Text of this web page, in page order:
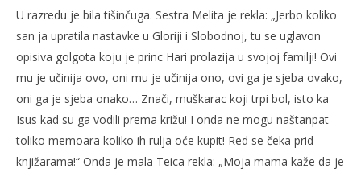
U razredu je bila tišinčuga. Sestra Melita je rekla: „Jerbo koliko
san ja upratila nastavke u Gloriji i Slobodnoj, tu se uglavon
opisiva golgota koju je princ Hari prolazija u svojoj familji! Ovi
mu je učinija ovo, oni mu je učinija ono, ovi ga je sjeba ovako,
oni ga je sjeba onako… Znači, muškarac koji trpi bol, isto ka
Isus kad su ga vodili prema križu! I onda ne mogu naštanpat
toliko memoara koliko ih rulja oće kupit! Red se čeka prid
knjižarama!“ Onda je mala Teica rekla: „Moja mama kaže da je